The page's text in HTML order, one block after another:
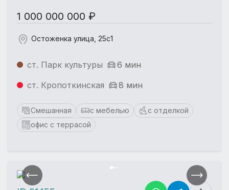
1 000 000 000 ₽
Остоженка улица, 25с1
ст. Парк культуры
6 мин
ст. Кропоткинская
8 мин
Смешанная с мебелью
с отделкой
офис с террасой